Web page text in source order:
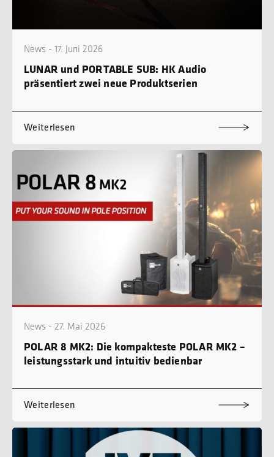
News - 17. Juni 2026
LUNAR und PORTABLE SUB: HK Audio
präsentiert zwei neue Produktserien
Weiterlesen
News - 27. Mai 2026
POLAR 8 MK2: Die kompakteste POLAR MK2 –
leistungsstark und intuitiv bedienbar
Weiterlesen